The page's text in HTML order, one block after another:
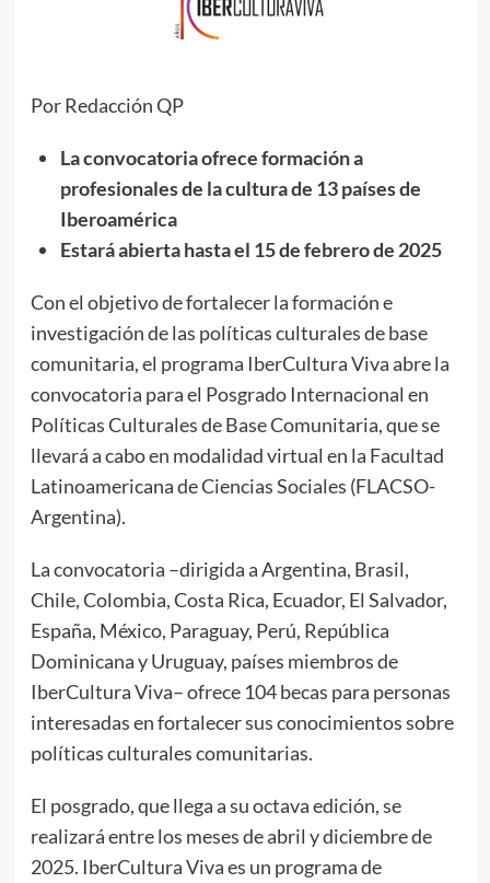
Por Redacción QP
La convocatoria ofrece formación a
profesionales de la cultura de 13 países de
Iberoamérica
Estará abierta hasta el 15 de febrero de 2025
Con el objetivo de fortalecer la formación e
investigación de las políticas culturales de base
comunitaria, el programa IberCultura Viva abre la
convocatoria para el Posgrado Internacional en
Políticas Culturales de Base Comunitaria, que se
llevará a cabo en modalidad virtual en la Facultad
Latinoamericana de Ciencias Sociales (FLACSO-
Argentina).
La convocatoria –dirigida a Argentina, Brasil,
Chile, Colombia, Costa Rica, Ecuador, El Salvador,
España, México, Paraguay, Perú, República
Dominicana y Uruguay, países miembros de
IberCultura Viva– ofrece 104 becas para personas
interesadas en fortalecer sus conocimientos sobre
políticas culturales comunitarias.
El posgrado, que llega a su octava edición, se
realizará entre los meses de abril y diciembre de
2025. IberCultura Viva es un programa de